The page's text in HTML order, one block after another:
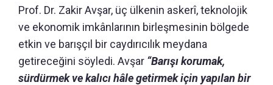
Prof. Dr. Zakir Avşar, üç ülkenin askerî, teknolojik
ve ekonomik imkânlarının birleşmesinin bölgede
etkin ve barışçıl bir caydırıcılık meydana
getireceğini söyledi. Avşar “Barışı korumak,
sürdürmek ve kalıcı hâle getirmek için yapılan bir